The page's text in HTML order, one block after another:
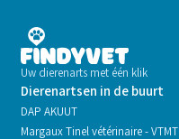
Uw dierenarts met één klik
Dierenartsen in de buurt
DAP AKUUT
Margaux Tinel vétérinaire - VTMT